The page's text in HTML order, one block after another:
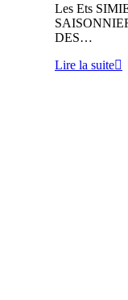
Les Ets
DES…
Lire la suite